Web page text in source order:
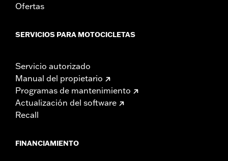
Ofertas
SERVICIOS PARA MOTOCICLETAS
Servicio autorizado
Manual del propietario
Programas de mantenimiento
Actualización del software
Recall
FINANCIAMIENTO